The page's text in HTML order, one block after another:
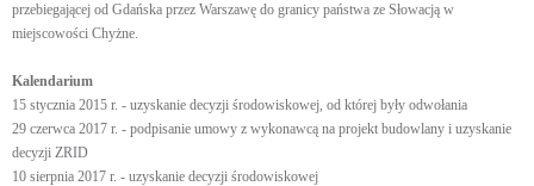
przebiegającej od Gdańska przez Warszawę do granicy państwa ze Słowacją w
miejscowości Chyżne.
Kalendarium
15 stycznia 2015 r. - uzyskanie decyzji środowiskowej, od której były odwołania
29 czerwca 2017 r. - podpisanie umowy z wykonawcą na projekt budowlany i uzyskanie
decyzji ZRID
10 sierpnia 2017 r. - uzyskanie decyzji środowiskowej